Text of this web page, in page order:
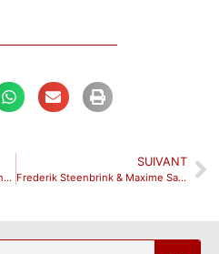
Madame Jazz(e) au Théâtre Montmartre Galabru
SUIVANT
Frederik Steenbrink & Maxime Sanchez trio au 38Riv